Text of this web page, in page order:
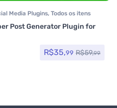
Media Plugins, Todos os itens
Post Generator Plugin for
R$35,99 R$59,99